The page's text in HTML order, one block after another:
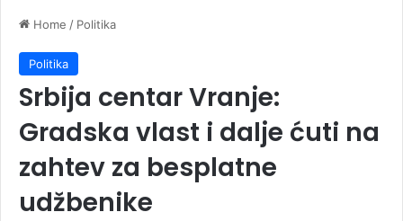
Home / Politika
Politika
Srbija centar Vranje:
Gradska vlast i dalje ćuti na
zahtev za besplatne
udžbenike